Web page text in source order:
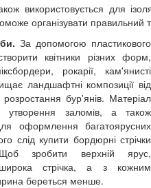
використовується для
організувати правильний
За допомогою пластикового
квітники різних форм,
рокарії, кам'янисті
ландшафтні композиції від
бур'янів. Матеріал
утворення заломів, а також
оформлення багатоярусних
слід купити бордюрні стрічки
зробити верхній ярус,
широка стрічка, а з кожним
береться менше.